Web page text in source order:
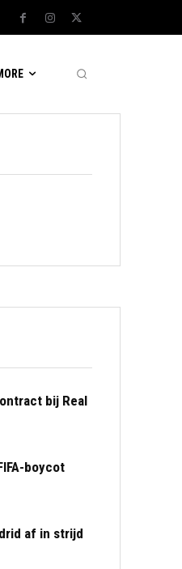
bij Real
boycot
af in strijd